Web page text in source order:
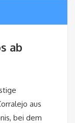
ab
aus
bei dem